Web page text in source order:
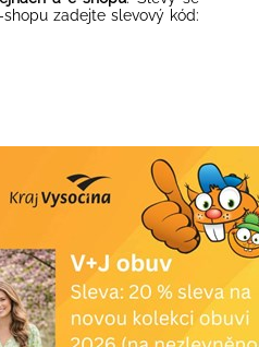
zadejte slevový kód: